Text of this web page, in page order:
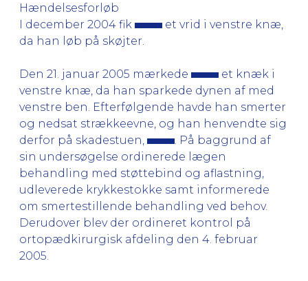
Hændelsesforløb
I december 2004 fik
et vrid i venstre knæ,
da han løb på skøjter.
Den 21. januar 2005 mærkede
et knæk i
venstre knæ, da han sparkede dynen af med
venstre ben. Efterfølgende havde han smerter
og nedsat strækkeevne, og han henvendte sig
derfor på skadestuen,
. På baggrund af
sin undersøgelse ordinerede lægen
behandling med støttebind og aflastning,
udleverede krykkestokke samt informerede
om smertestillende behandling ved behov.
Derudover blev der ordineret kontrol på
ortopædkirurgisk afdeling den 4. februar
2005.